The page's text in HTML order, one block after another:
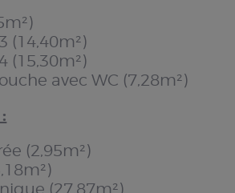
(14,40m²)
(15,30m²)
avec WC (7,28m²)
(2,95m²)
(27,87m²)